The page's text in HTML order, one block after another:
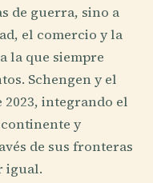
de guerra, sino a
el comercio y la
la que siempre
Schengen y el
integrando el
y
de sus fronteras
igual.